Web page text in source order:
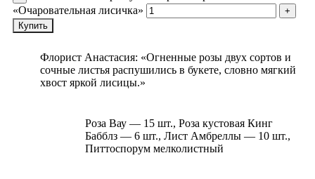
«Очаровательная лисичка»
Купить
Флорист Анастасия: «Огненные розы двух сортов и
сочные листья распушились в букете, словно мягкий
хвост яркой лисицы.»
Роза Вау — 15 шт., Роза кустовая Кинг
Бабблз — 6 шт., Лист Амбреллы — 10 шт.,
Питтоспорум мелколистный